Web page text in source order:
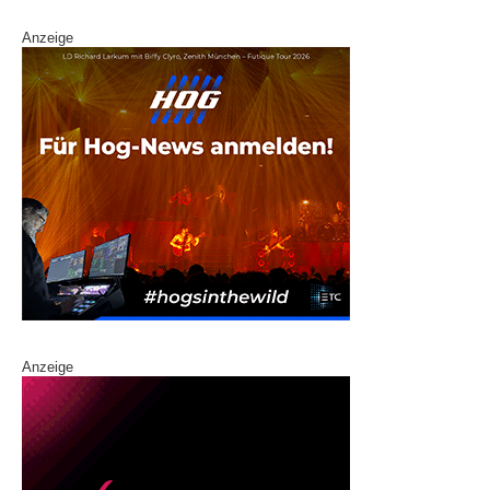
Anzeige
Anzeige